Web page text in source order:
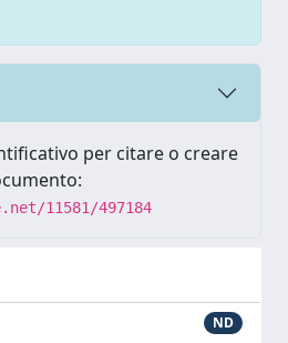
per citare o creare
11581/497184
ND